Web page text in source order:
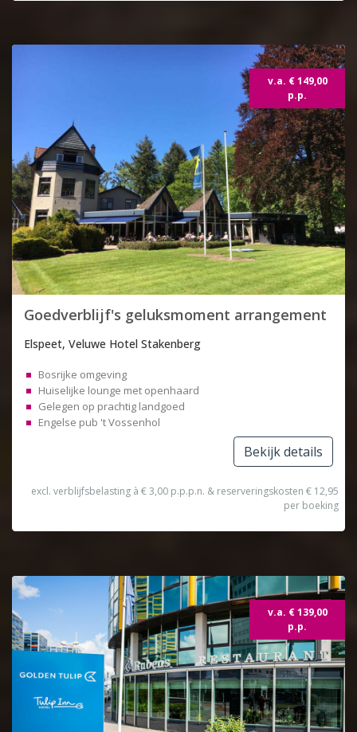
v.a. € 149,00
p.p.
Topdeal
Goedverblijf's geluksmoment arrangement
Elspeet, Veluwe Hotel Stakenberg
Bosrijke omgeving
Huiselijke lounge met openhaard
Gelegen op prachtig landgoed
Engelse pub 't Vossenhol
Bekijk details
excl. verblijfsbelasting à € 3,00 p.p.p.n. & reserveringskosten € 12,95
per boeking
v.a. € 139,00
p.p.
Topdeal